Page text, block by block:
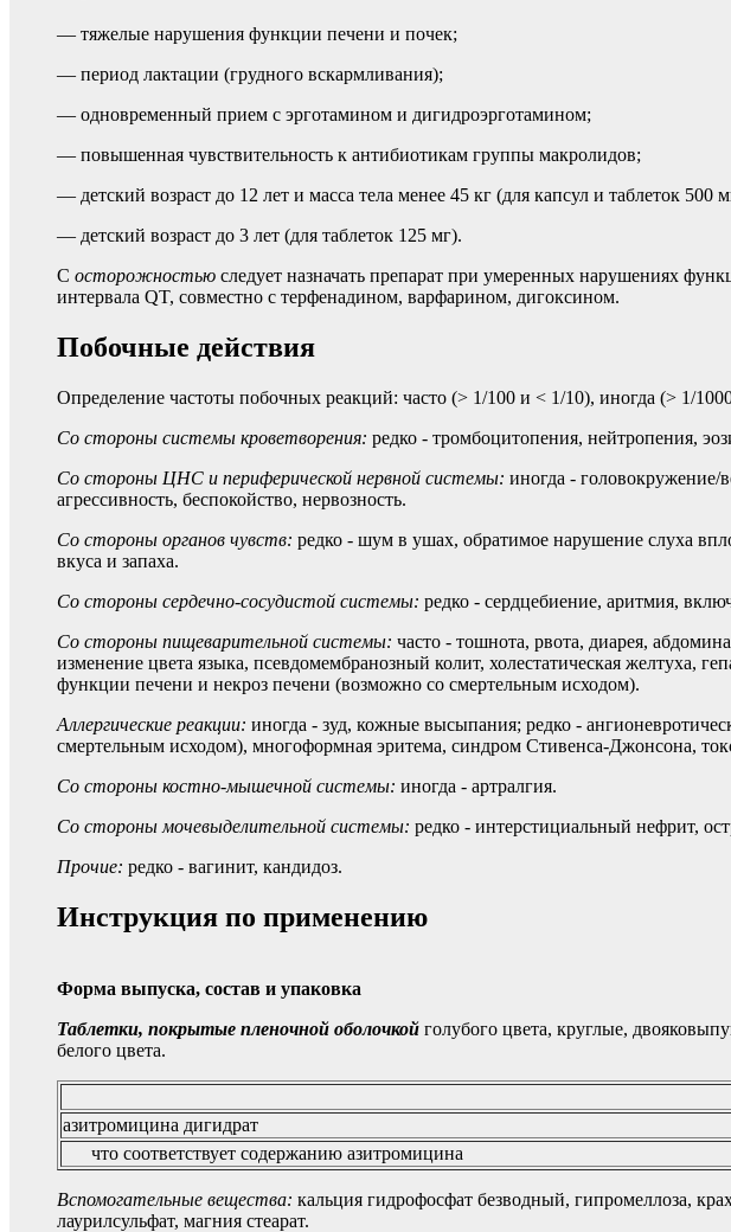
— тяжелые нарушения функции печени и почек;
— период лактации (грудного вскармливания);
— одновременный прием с эрготамином и дигидроэрготамином;
— повышенная чувствительность к антибиотикам группы макролидов;
— детский возраст до 12 лет и масса тела менее 45 кг (для капсул и таблеток 500
— детский возраст до 3 лет (для таблеток 125 мг).
С осторожностью следует назначать препарат при умеренных нарушениях
интервала QT, совместно с терфенадином, варфарином, дигоксином.
Побочные действия
Определение частоты побочных реакций: часто (> 1/100 и < 1/10), иногда (> 1/
Со стороны системы кроветворения: редко - тромбоцитопения, нейтропения,
Со стороны ЦНС и периферической нервной системы: иногда - головокружение/
агрессивность, беспокойство, нервозность.
Со стороны органов чувств: редко - шум в ушах, обратимое нарушение слуха
вкуса и запаха.
Со стороны сердечно-сосудистой системы: редко - сердцебиение, аритмия,
Со стороны пищеварительной системы: часто - тошнота, рвота, диарея,
изменение цвета языка, псевдомембранозный колит, холестатическая желтуха,
функции печени и некроз печени (возможно со смертельным исходом).
Аллергические реакции: иногда - зуд, кожные высыпания; редко -
смертельным исходом), многоформная эритема, синдром Стивенса-Джонсона,
Со стороны костно-мышечной системы: иногда - артралгия.
Со стороны мочевыделительной системы: редко - интерстициальный нефрит,
Прочие: редко - вагинит, кандидоз.
Инструкция по применению
Форма выпуска, состав и упаковка
Таблетки, покрытые пленочной оболочкой голубого цвета, круглые,
белого цвета.
азитромицина дигидрат
что соответствует содержанию азитромицина
Вспомогательные вещества: кальция гидрофосфат безводный, гипромеллоза,
лаурилсульфат, магния стеарат.